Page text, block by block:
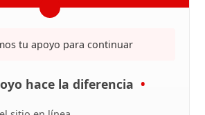
tu apoyo para continuar
hace la diferencia